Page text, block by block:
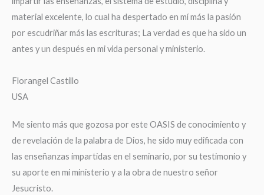
material excelente, lo cual ha despertado en mí más la pasión
por escudriñar más las escrituras; La verdad es que ha sido un
antes y un después en mi vida personal y ministerio.
Florangel Castillo
USA
Me siento más que gozosa por este OASIS de conocimiento y
de revelación de la palabra de Dios, he sido muy edificada con
las enseñanzas impartidas en el seminario, por su testimonio y
su aporte en mi ministerio y a la obra de nuestro señor
Jesucristo.